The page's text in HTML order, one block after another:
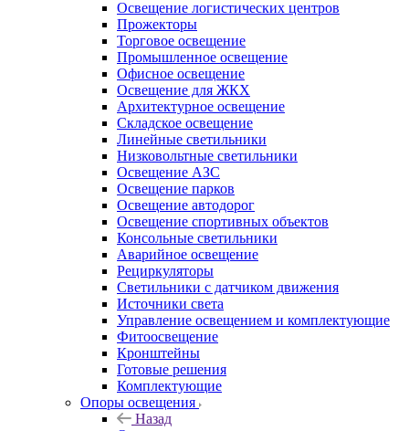
Освещение логистических центров
Прожекторы
Торговое освещение
Промышленное освещение
Офисное освещение
Освещение для ЖКХ
Архитектурное освещение
Складское освещение
Линейные светильники
Низковольтные светильники
Освещение АЗС
Освещение парков
Освещение автодорог
Освещение спортивных объектов
Консольные светильники
Аварийное освещение
Рециркуляторы
Светильники с датчиком движения
Источники света
Управление освещением и комплектующие
Фитоосвещение
Кронштейны
Готовые решения
Комплектующие
Опоры освещения
Назад